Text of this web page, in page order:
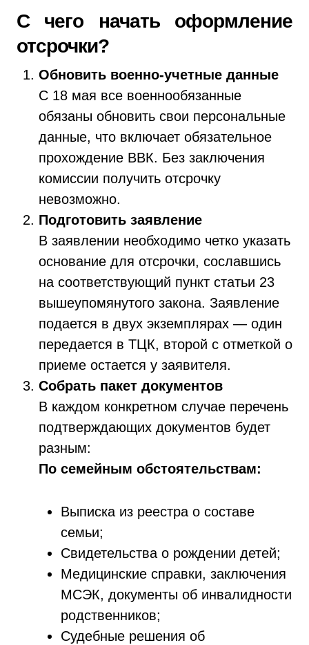
С чего начать оформление
отсрочки?
Обновить военно-учетные данные
С 18 мая все военнообязанные
обязаны обновить свои персональные
данные, что включает обязательное
прохождение ВВК. Без заключения
комиссии получить отсрочку
невозможно.
Подготовить заявление
В заявлении необходимо четко указать
основание для отсрочки, сославшись
на соответствующий пункт статьи 23
вышеупомянутого закона. Заявление
подается в двух экземплярах — один
передается в ТЦК, второй с отметкой о
приеме остается у заявителя.
Собрать пакет документов
В каждом конкретном случае перечень
подтверждающих документов будет
разным:
По семейным обстоятельствам:
Выписка из реестра о составе
семьи;
Свидетельства о рождении детей;
Медицинские справки, заключения
МСЭК, документы об инвалидности
родственников;
Судебные решения об